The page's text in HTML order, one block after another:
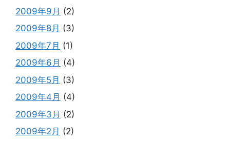
2009年9月 (2)
2009年8月 (3)
2009年7月 (1)
2009年6月 (4)
2009年5月 (3)
2009年4月 (4)
2009年3月 (2)
2009年2月 (2)